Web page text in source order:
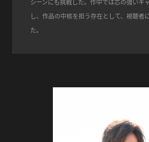
シーンにも挑戦した。作中では芯の強いキ
し、作品の中核を担う存在として、視聴者
た。